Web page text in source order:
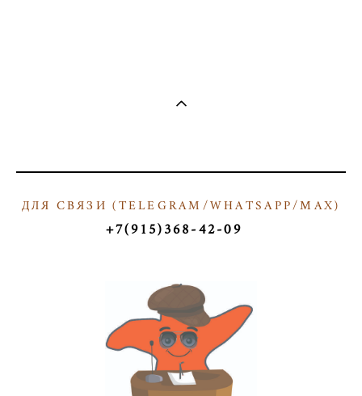
ДЛЯ СВЯЗИ ( TELEGRAM/WHATSAPP/МАX)
+7(915)368-42-09